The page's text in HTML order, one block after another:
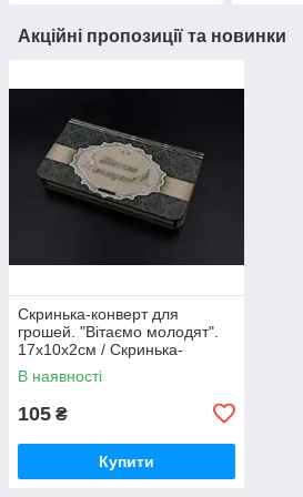
Акційні пропозиції та новинки
Скринька-конверт для
грошей. "Вітаємо молодят".
17х10х2см / Скринька-
конверт для грошей. "Вітаємо
молодят". 17х10х2см
В наявності
105 ₴
Купити